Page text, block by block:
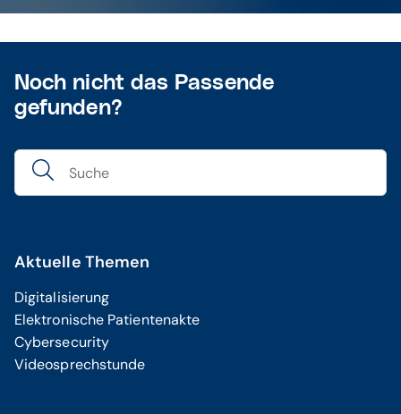
Noch nicht das Passende
gefunden?
Aktuelle Themen
Digitalisierung
Elektronische Patientenakte
Cybersecurity
Videosprechstunde